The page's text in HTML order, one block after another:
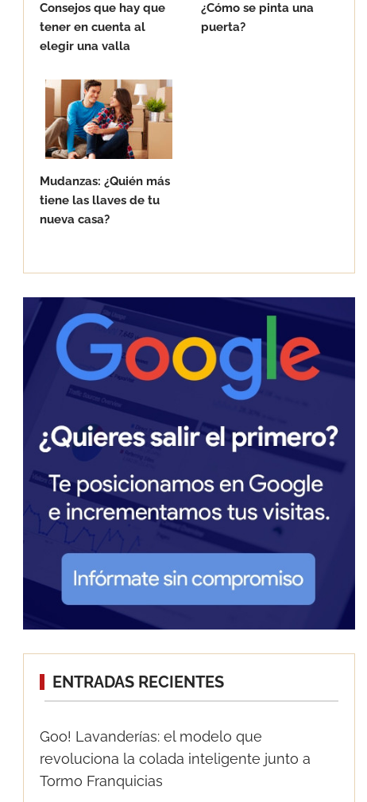
Consejos que hay que
tener en cuenta al
elegir una valla
¿Cómo se pinta una
puerta?
Mudanzas: ¿Quién más
tiene las llaves de tu
nueva casa?
ENTRADAS RECIENTES
Goo! Lavanderías: el modelo que
revoluciona la colada inteligente junto a
Tormo Franquicias